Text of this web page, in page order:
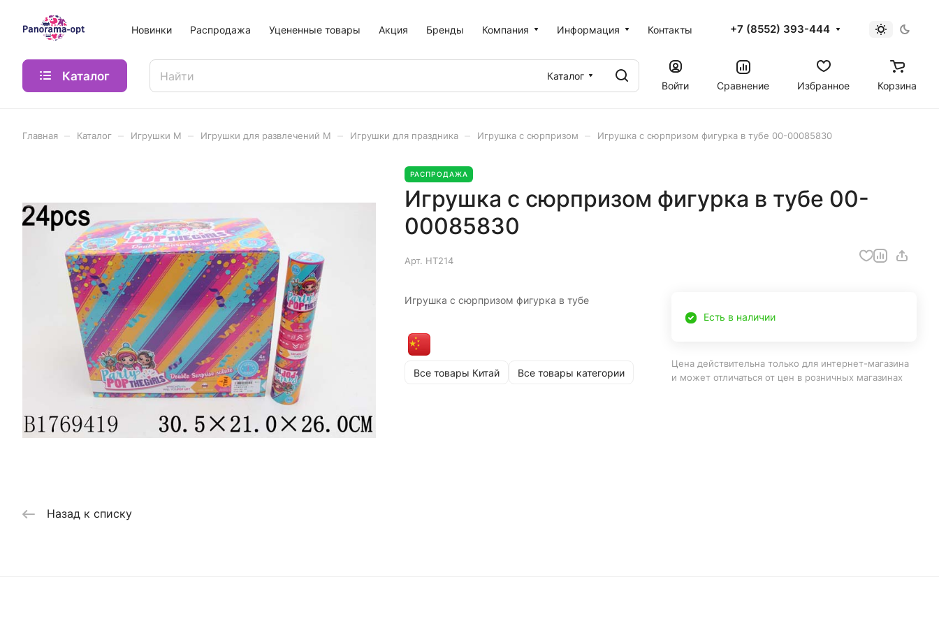
Новинки Распродажа Уцененные товары Акция Бренды Компания Информация Контакты +7 (8552) 393-444
Каталог
Каталог
Войти
Сравнение Избранное Корзина
Главная Каталог Игрушки М Игрушки для развлечений М Игрушки для праздника Игрушка с сюрпризом Игрушка с сюрпризом фигурка в тубе 00-00085830
РАСПРОДАЖА
Игрушка с сюрпризом фигурка в тубе 00-
00085830
Арт. HT214
Игрушка с сюрпризом фигурка в тубе
Все товары Китай Все товары категории
Есть в наличии
Цена действительна только для интернет-магазина
и может отличаться от цен в розничных магазинах
Назад к списку